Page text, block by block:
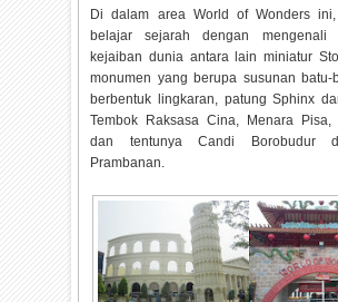
Di dalam area World of Wonders
belajar sejarah dengan mengenali
kejaiban dunia antara lain miniatur
monumen yang berupa susunan batu-
berbentuk lingkaran, patung Sphinx
Tembok Raksasa Cina, Menara Pisa,
dan tentunya Candi Borobudur
Prambanan.